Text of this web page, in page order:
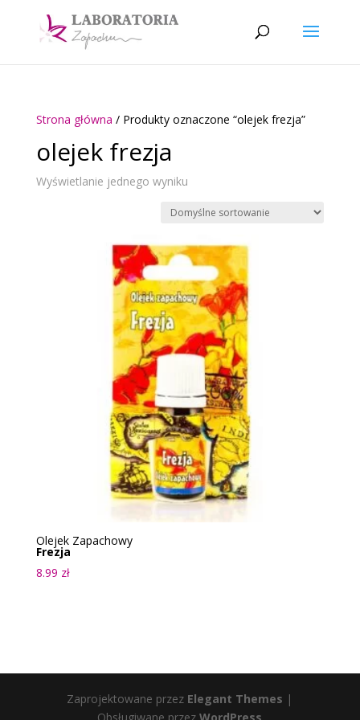
Strona główna / Produkty oznaczone “olejek frezja”
olejek frezja
Wyświetlanie jednego wyniku
Olejek Zapachowy
Frezja
8.99 zł
Zaprojektowane przez Elegant Themes |
Obsługiwane przezWordPress